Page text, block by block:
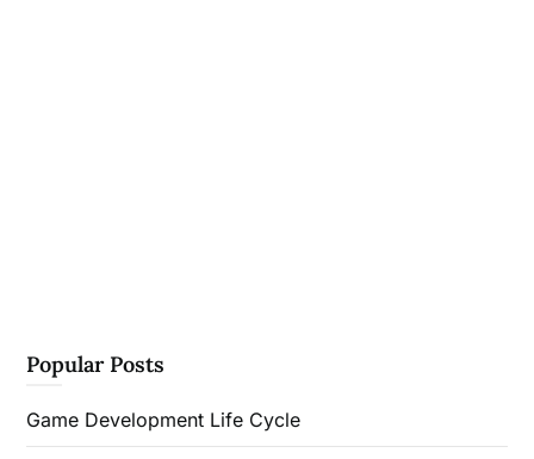
Popular Posts
Game Development Life Cycle